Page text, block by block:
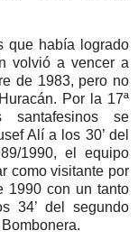
que había logrado
volvió a vencer a
de 1983, pero no
Por la 17ª
santafesinos se
Alí a los 30’ del
1990, el equipo
como visitante por
1990 con un tanto
34’ del segundo